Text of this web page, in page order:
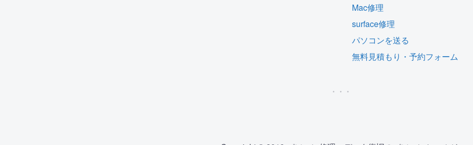
Mac修理
surface修理
パソコンを送る
無料見積もり・予約フォーム